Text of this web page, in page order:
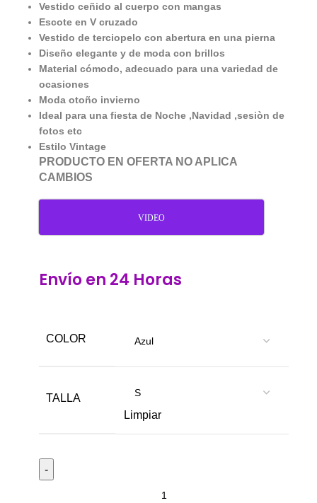
Vestido ceñido al cuerpo con mangas
Escote en V cruzado
Vestido de terciopelo con abertura en una pierna
Diseño elegante y de moda con brillos
Material cómodo, adecuado para una variedad de
ocasiones
Moda otoño invierno
Ideal para una fiesta de Noche ,Navidad ,sesiòn de
fotos etc
Estilo Vintage
PRODUCTO EN OFERTA NO APLICA
CAMBIOS
VIDEO
Envío en 24 Horas
COLOR
TALLA
Limpiar